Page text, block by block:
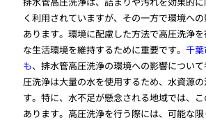
く利用されていますが、その一方で環境へ
あります。環境に配慮した方法で高圧洗浄
な生活環境を維持するために重要です。千
も、排水管高圧洗浄の環境への影響につい
圧洗浄は大量の水を使用するため、水資源
す。特に、水不足が懸念される地域では、
あります。高圧洗浄を行う際には、可能な